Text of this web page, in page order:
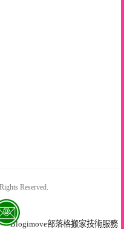
Reserved.
Blogimove部落格搬家技術服務